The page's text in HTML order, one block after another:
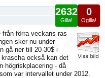
0
Ogilla!
2632
Gilla!
från förra veckans ras
sker nu under
gå ner till 20-30$ i
också kan det
högriskplacering - då
var intervallet under 2012.